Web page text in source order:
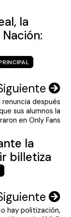
la
después
sus alumnos la
en Only Fans
la
billetiza
hay politización,